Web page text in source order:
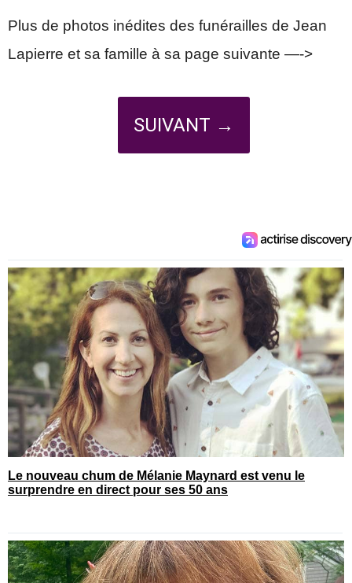
Plus de photos inédites des funérailles de Jean
Lapierre et sa famille à sa page suivante —->
Le nouveau chum de Mélanie Maynard est venu le
surprendre en direct pour ses 50 ans